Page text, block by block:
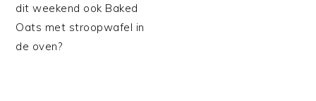
dit weekend ook Baked
Oats met stroopwafel in
de oven?